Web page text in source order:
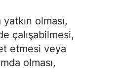
yatkın olması,
çalışabilmesi,
etmesi veya
olması,